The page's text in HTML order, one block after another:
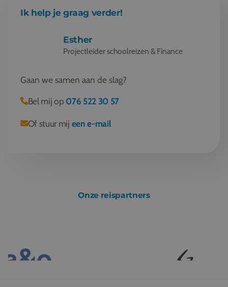
Ik help je graag verder!
Esther
Projectleider schoolreizen & Finance
Gaan we samen aan de slag?
Bel mij op 076 522 30 57
Of stuur mij een e-mail
Onze reispartners